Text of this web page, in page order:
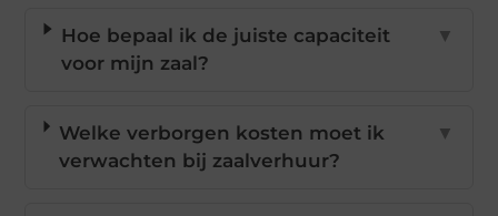
Hoe bepaal ik de juiste capaciteit
voor mijn zaal?
▼
Welke verborgen kosten moet ik
verwachten bij zaalverhuur?
▼